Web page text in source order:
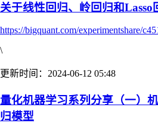
关于线性回归、岭回归和
https://bigquant.com/experimentshare/
\
更新时间：2024-06-12 05:48
量化机器学习系列分享（一）
归模型